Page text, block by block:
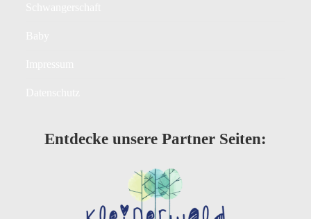
Entdecke unsere Partner Seiten: